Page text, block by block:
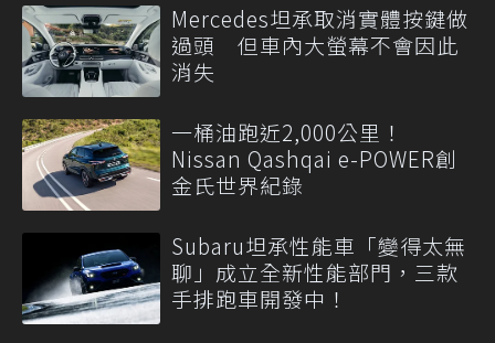
Mercedes坦承取消實體按鍵做
過頭 但車內大螢幕不會因此
消失
一桶油跑近2,000公里！
Nissan Qashqai e-POWER創
金氏世界紀錄
Subaru坦承性能車「變得太無
聊」成立全新性能部門，三款
手排跑車開發中！